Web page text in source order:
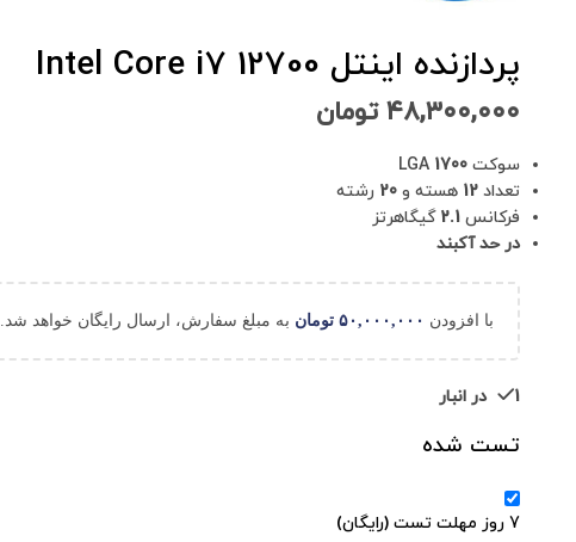
پردازنده اینتل Intel Core i7 12700
۴۸,۳۰۰,۰۰۰ تومان
سوکت LGA 1700
تعداد 12 هسته و
رشته
فرکانس 2.1 گیگاهرتز
در حد آکبند
با افزودن ۵۰,۰۰۰,۰۰۰ تومان به مبلغ سفارش، ارسال رایگان خواهد شد.
1 در انبار
تست شده
7 روز مهلت تست (رایگان)